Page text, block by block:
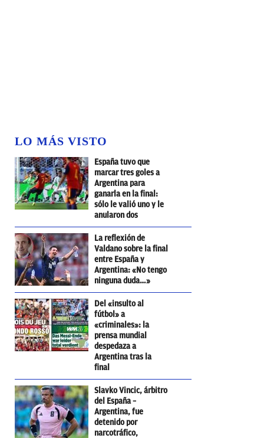
LO MÁS VISTO
España tuvo que
marcar tres goles a
Argentina para
ganarla en la final:
sólo le valió uno y le
anularon dos
La reflexión de
Valdano sobre la final
entre España y
Argentina: «No tengo
ninguna duda…»
Del «insulto al
fútbol» a
«criminales»: la
prensa mundial
despedaza a
Argentina tras la
final
Slavko Vincic, árbitro
del España –
Argentina, fue
detenido por
narcotráfico,